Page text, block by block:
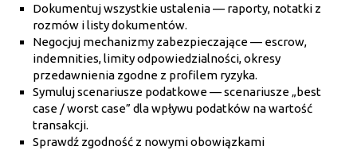
Dokumentuj wszystkie ustalenia — raporty, notatki z
rozmów i listy dokumentów.
Negocjuj mechanizmy zabezpieczające — escrow,
indemnities, limity odpowiedzialności, okresy
przedawnienia zgodne z profilem ryzyka.
Symuluj scenariusze podatkowe — scenariusze „best
case / worst case” dla wpływu podatków na wartość
transakcji.
Sprawdź zgodność z nowymi obowiązkami